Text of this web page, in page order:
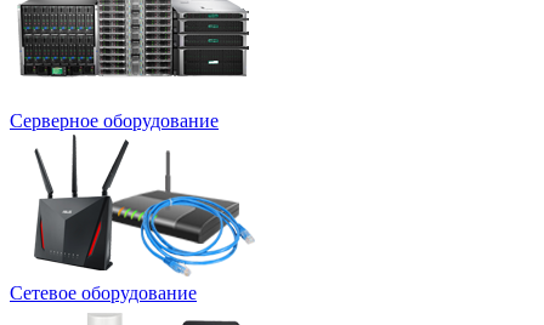
Серверное оборудование
Сетевое оборудование